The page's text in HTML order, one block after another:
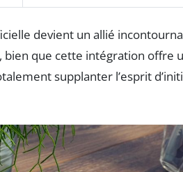
devient un allié
que cette intégration offre
supplanter l’esprit